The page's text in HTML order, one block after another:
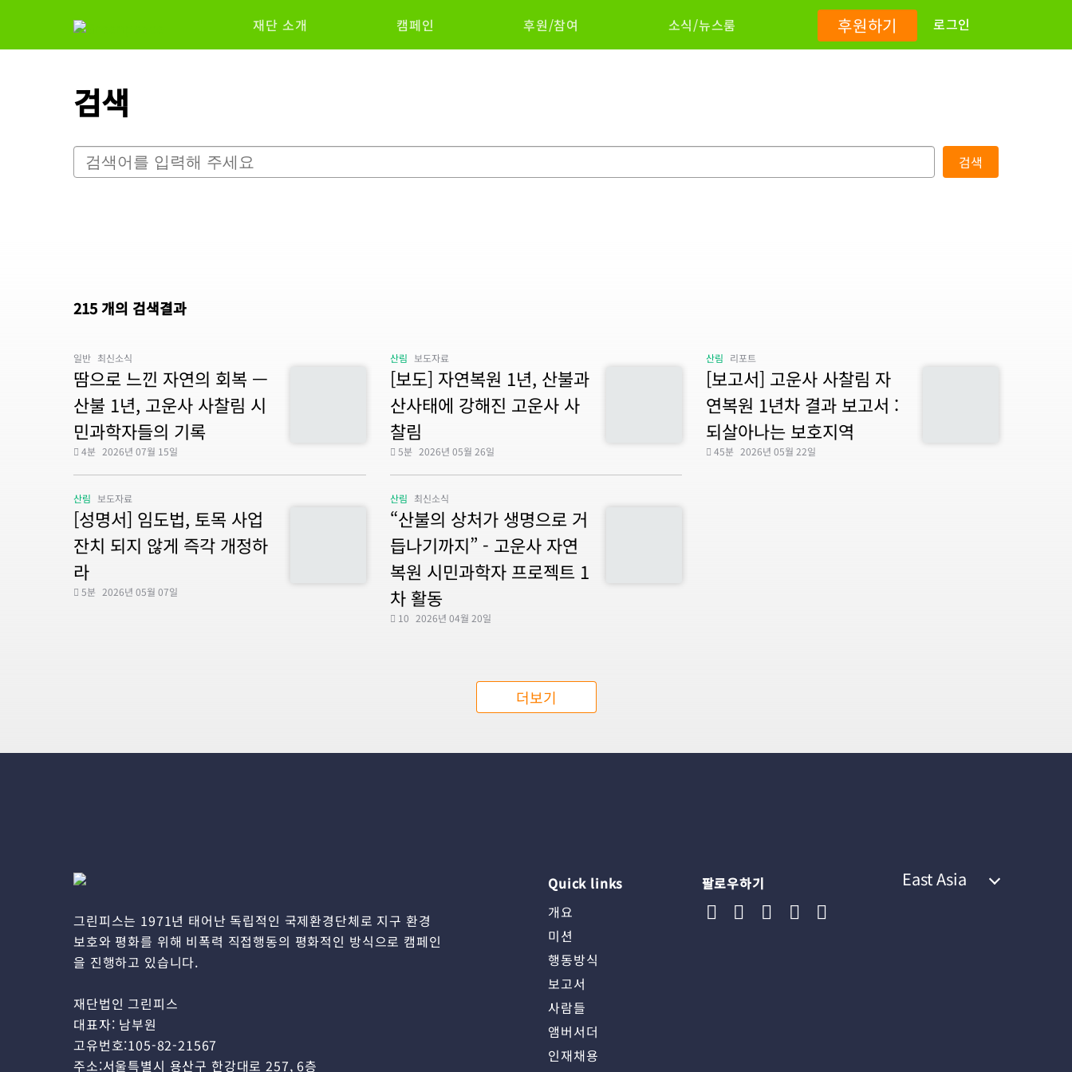
재단 소개 캠페인 후원/참여 소식/뉴스룸 후원하기 로그인
검색
검색
215 개의 검색결과
일반 최신소식
땀으로 느낀 자연의 회복 —
산불 1년, 고운사 사찰림 시
민과학자들의 기록
4분 2026년 07월 15일
산림 보도자료
[보도] 자연복원 1년, 산불과
산사태에 강해진 고운사 사
찰림
5분 2026년 05월 26일
산림 리포트
[보고서] 고운사 사찰림 자
연복원 1년차 결과 보고서 :
되살아나는 보호지역
45분 2026년 05월 22일
산림 보도자료
[성명서] 임도법, 토목 사업
잔치 되지 않게 즉각 개정하
라
5분 2026년 05월 07일
산림 최신소식
“산불의 상처가 생명으로 거
듭나기까지” - 고운사 자연
복원 시민과학자 프로젝트 1
차 활동
10 2026년 04월 20일
더보기
그린피스는 1971년 태어난 독립적인 국제환경단체로 지구 환경
보호와 평화를 위해 비폭력 직접행동의 평화적인 방식으로 캠페인
을 진행하고 있습니다.
재단법인 그린피스
대표자: 남부원
고유번호:105-82-21567
주소:서울특별시 용산구 한강대로 257, 6층
Quick links
개요
미션
행동방식
보고서
사람들
앰버서더
인재채용
팔로우하기 East Asia